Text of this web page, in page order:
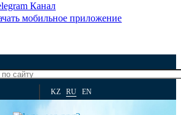
Канал
мобильное приложение
KZ RU EN